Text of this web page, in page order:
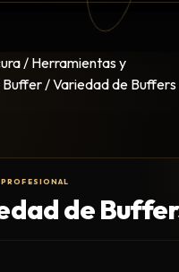
y Conditioner
/ Herramientas y
Buffer/ Variedad de Buffers
de